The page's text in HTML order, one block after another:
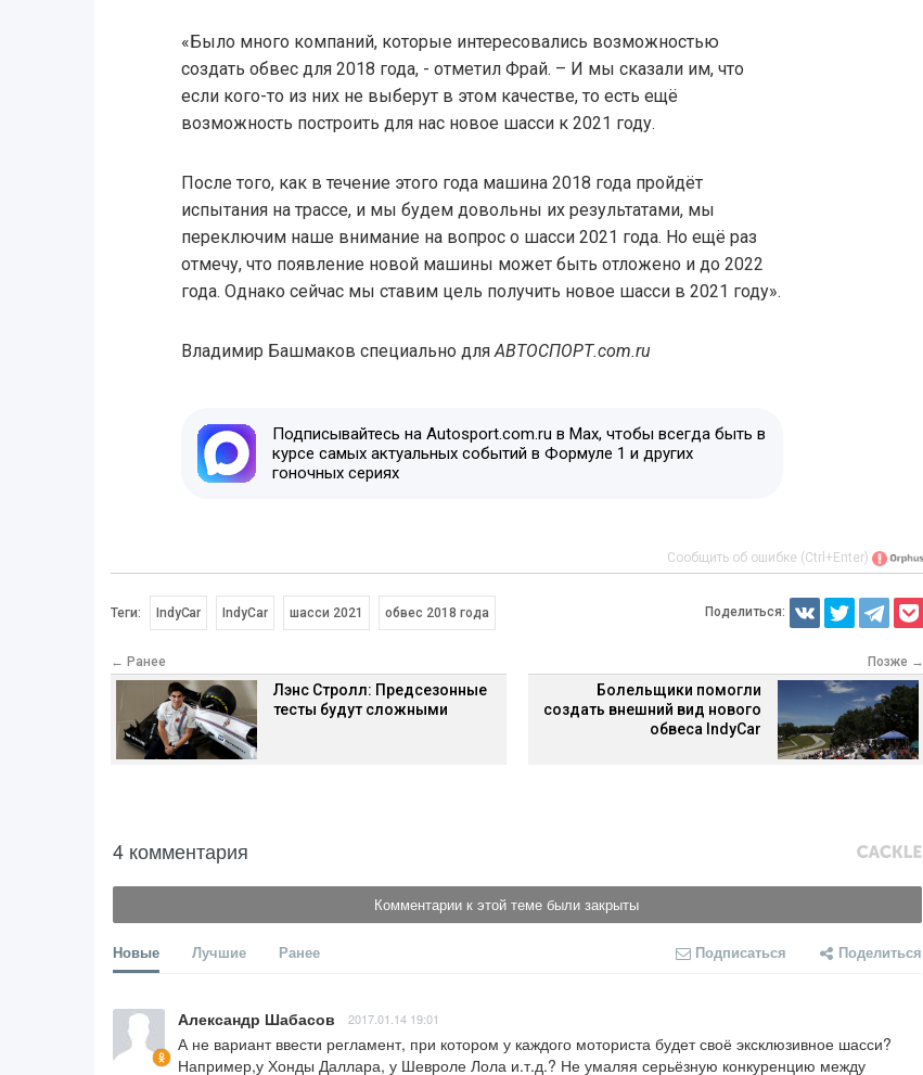
«Было много компаний, которые интересовались возможностью
создать обвес для 2018 года, - отметил Фрай. – И мы сказали им, что
если кого-то из них не выберут в этом качестве, то есть ещё
возможность построить для нас новое шасси к 2021 году.
После того, как в течение этого года машина 2018 года пройдёт
испытания на трассе, и мы будем довольны их результатами, мы
переключим наше внимание на вопрос о шасси 2021 года. Но ещё раз
отмечу, что появление новой машины может быть отложено и до 2022
года. Однако сейчас мы ставим цель получить новое шасси в 2021 году».
Владимир Башмаков специально дляАВТОСПОРТ.com.ru
Подписывайтесь на Autosport.com.ru в Max, чтобы всегда быть в
курсе самых актуальных событий в Формуле 1 и других
гоночных сериях
Сообщить об ошибке (Ctrl+Enter)
Теги: IndyCar IndyCar шасси 2021 обвес 2018 года Поделиться:
← Ранее
Лэнс Стролл: Предсезонные
тесты будут сложными
Позже →
Болельщики помогли
создать внешний вид нового
обвеса IndyCar
4 комментария
Комментарии к этой теме были закрыты
Новые Лучшие Ранее Подписаться Поделиться
Александр Шабасов 2017.01.14 19:01
А не вариант ввести регламент, при котором у каждого моториста будет своё эксклюзивное шасси?
Например,у Хонды Даллара, у Шевроле Лола и.т.д.? Не умаляя серьёзную конкуренцию между